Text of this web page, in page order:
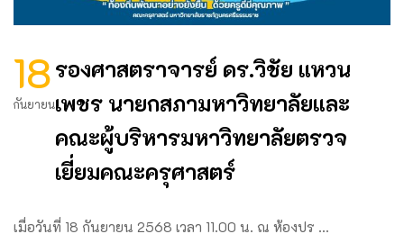
18
กันยายน
รองศาสตราจารย์ ดร.วิชัย แหวน
เพชร นายกสภามหาวิทยาลัยและ
คณะผู้บริหารมหาวิทยาลัยตรวจ
เยี่ยมคณะครุศาสตร์
เมื่อวันที่ 18 กันยายน 2568 เวลา 11.00 น. ณ ห้องปร …